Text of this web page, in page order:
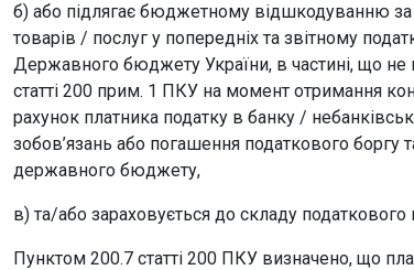
б) або підлягає бюджетному відшкодуванню за
товарів / послуг у попередніх та звітному
Державного бюджету України, в частині, що не
статті 200 прим. 1 ПКУ на момент отримання
рахунок платника податку в банку /
зобов’язань або погашення податкового боргу
державного бюджету,
в) та/або зараховується до складу податкового
Пунктом 200.7 статті 200 ПКУ визначено, що